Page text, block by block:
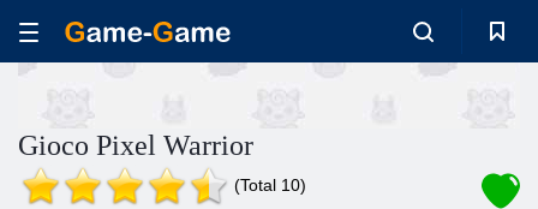
Gioco Pixel Warrior
(Total 10)